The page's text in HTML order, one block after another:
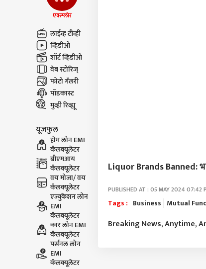
एक्स्प्लोर
लाईव्ह टीव्ही
व्हिडीओ
शॉर्ट व्हिडीओ
वेब स्टोरिज्
फोटो गॅलरी
पॉडकास्ट
मुव्ही रिव्ह्यू
यूजफुल
होम लोन EMI
कॅलक्यूलेटर
बीएमआय
कॅलक्यूलेटर
वय मोजा/ वय
कॅलक्यूलेटर
एज्युकेशन लोन
EMI
कॅलक्यूलेटर
कार लोन EMI
कॅलक्यूलेटर
पर्सनल लोन
EMI
कॅलक्यूलेटर
Liquor Brands Banned:
PUBLISHED AT : 05 MAY 2024 07:42
Tags : Business Mutual
Breaking News, Anytime,